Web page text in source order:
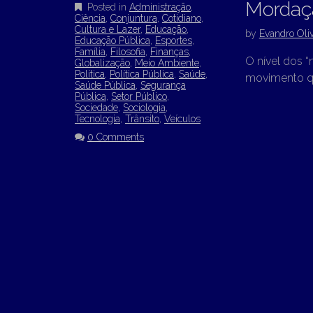
Posted in Administração
Ciência Conjuntura Cotidiano
Cultura e Lazer, Educação
Educação Pública
Esportes
Família
Filosofia Finanças
Globalização Meio Ambiente
Política
Política Pública Saúde
Saúde Pública Segurança
Pública Setor Público
Sociedade Sociologia
Tecnologia Trânsito Veículos
0 Comments
by Evandro
O nível dos
movimento